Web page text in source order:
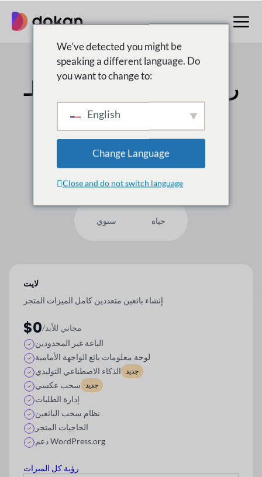
إلى
المحتوى
رقم 1 متعدد البائعين
سوق لـ
WordPress
سنوي حياة
لايت
إنشاء بائعين متعددين كامل الميزات المتجر
$0 /مجاني للأبد
الباعة غير المحدودين
لوحة معلومات بائع الواجهة الأمامية
الذكاء الاصطناعي التوليدي جديد
سحب عكسي جديد
إدارة الطلبات
نظام سحب البائعين
الحاجيات المتجر
دعم WordPress.org
رؤية كل الميزات
We've detected you might be
speaking a different language. Do
you want to change to:
English
Change Language
Close and do not switch language